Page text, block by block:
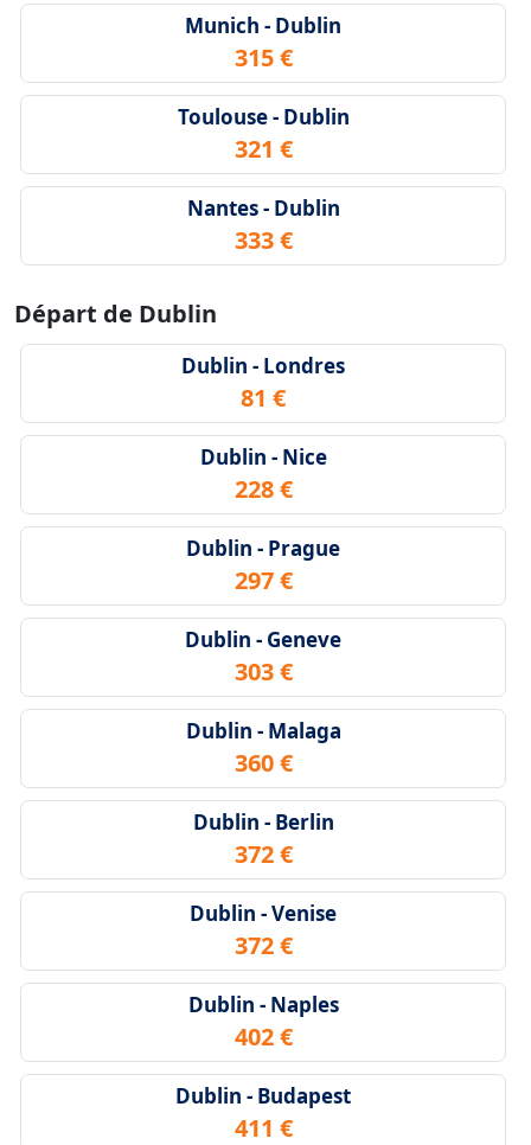
Munich - Dublin
315 €
Toulouse - Dublin
321 €
Nantes - Dublin
333 €
Départ de Dublin
Dublin - Londres
81 €
Dublin - Nice
228 €
Dublin - Prague
297 €
Dublin - Geneve
303 €
Dublin - Malaga
360 €
Dublin - Berlin
372 €
Dublin - Venise
372 €
Dublin - Naples
402 €
Dublin - Budapest
411 €